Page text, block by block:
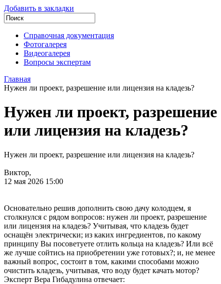
Добавить в закладки
Справочная документация
Фотогалерея
Видеогалерея
Вопросы экспертам
Главная
Нужен ли проект, разрешение или лицензия на кладезь?
Нужен ли проект, разрешение
или лицензия на кладезь?
Нужен ли проект, разрешение или лицензия на кладезь?
Виктор,
12 мая 2026 15:00
Основательно решив дополнить свою дачу колодцем, я
столкнулся с рядом вопросов: нужен ли проект, разрешение
или лицензия на кладезь? Учитывая, что кладезь будет
оснащён электрически; из каких ингредиентов, по какому
принципу Вы посоветуете отлить кольца на кладезь? Или всё
же лучше сойтись на приобретении уже готовых?; и, не менее
важный вопрос, состоит в том, какими способами можно
очистить кладезь, учитывая, что воду будет качать мотор?
Эксперт Вера Гибадулина отвечает: